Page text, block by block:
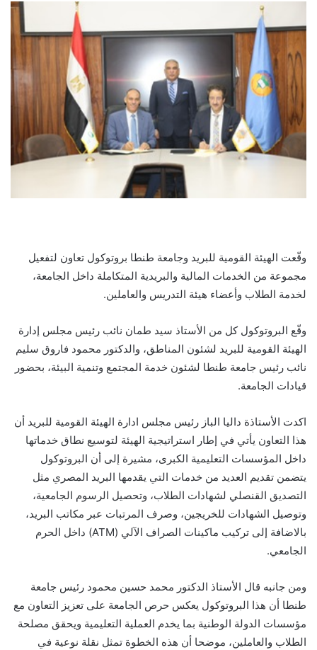
وقّعت الهيئة القومية للبريد وجامعة طنطا بروتوكول تعاون لتفعيل
مجموعة من الخدمات المالية والبريدية المتكاملة داخل الجامعة،
لخدمة الطلاب وأعضاء هيئة التدريس والعاملين.
وقّع البروتوكول كل من الأستاذ سيد طمان نائب رئيس مجلس إدارة
الهيئة القومية للبريد لشئون المناطق، والدكتور محمود فاروق سليم
نائب رئيس جامعة طنطا لشئون خدمة المجتمع وتنمية البيئة، بحضور
قيادات الجامعة.
اكدت الأستاذة داليا الباز رئيس مجلس ادارة الهيئة القومية للبريد أن
هذا التعاون يأتي في إطار استراتيجية الهيئة لتوسيع نطاق خدماتها
داخل المؤسسات التعليمية الكبرى، مشيرة إلى أن البروتوكول
يتضمن تقديم العديد من خدمات التي يقدمها البريد المصري مثل
التصديق القنصلي لشهادات الطلاب، وتحصيل الرسوم الجامعية،
وتوصيل الشهادات للخريجين، وصرف المرتبات عبر مكاتب البريد،
بالاضافة إلى تركيب ماكينات الصراف الآلي (ATM) داخل الحرم
الجامعي.
ومن جانبه قال الأستاذ الدكتور محمد حسين محمود رئيس جامعة
طنطا أن هذا البروتوكول يعكس حرص الجامعة على تعزيز التعاون مع
مؤسسات الدولة الوطنية بما يخدم العملية التعليمية ويحقق مصلحة
الطلاب والعاملين، موضحا أن هذه الخطوة تمثل نقلة نوعية في